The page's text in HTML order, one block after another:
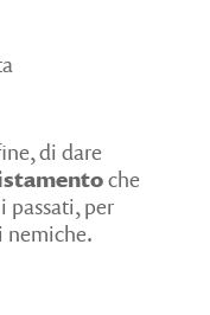
di dare
che
passati, per
nemiche.